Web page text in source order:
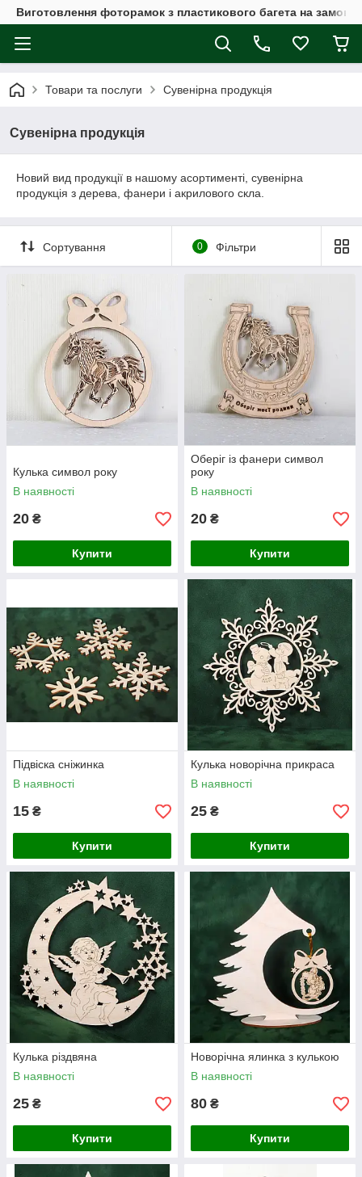
Виготовлення фоторамок з пластикового багета на
Товари та послуги Сувенірна продукція
Сувенірна продукція
Новий вид продукції в нашому асортименті, сувенірна
продукція з дерева, фанери і акрилового скла.
Сортування 0 Фільтри
Кулька символ року
В наявності
20 ₴
Купити
Оберіг із фанери символ
року
В наявності
20 ₴
Купити
Підвіска сніжинка
В наявності
15 ₴
Купити
Кулька новорічна прикраса
В наявності
25 ₴
Купити
Кулька різдвяна
В наявності
25 ₴
Купити
Новорічна ялинка з кулькою
В наявності
80 ₴
Купити